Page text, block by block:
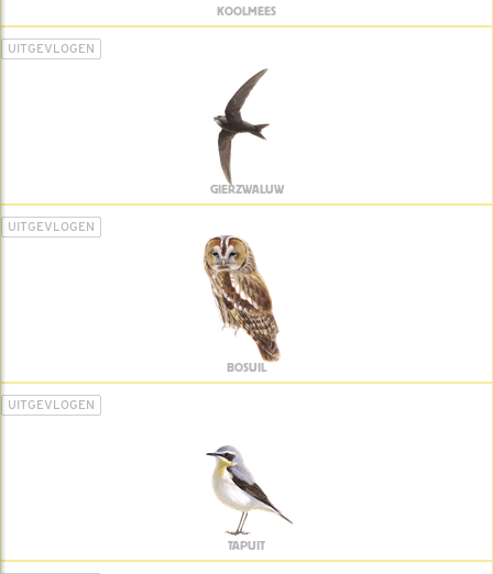
KOOLMEES
UITGEVLOGEN
GIERZWALUW
UITGEVLOGEN
BOSUIL
UITGEVLOGEN
TAPUIT